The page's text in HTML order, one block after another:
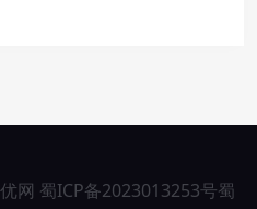
网 蜀ICP备2023013253号蜀